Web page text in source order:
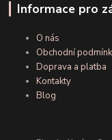
Informace pro
O nás
Obchodní
Doprava a platba
Kontakty
Blog